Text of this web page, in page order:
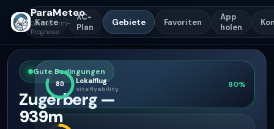
ParaMeteo
Gleitschirm-
Prognose
Karte
XC-
Plan
Gebiete Favoriten
App
holen
Gute Bedingungen
Zugerberg —
939m
80 Lokalflug
site flyability 80%